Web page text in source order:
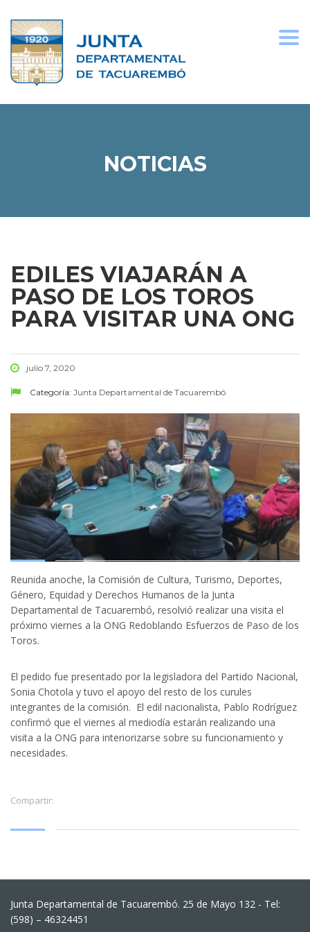
NOTICIAS
EDILES VIAJARÁN A
PASO DE LOS TOROS
PARA VISITAR UNA ONG
julio 7, 2020
Categoría: Junta Departamental de Tacuarembó
Reunida anoche, la Comisión de Cultura, Turismo, Deportes,
Género, Equidad y Derechos Humanos de la Junta
Departamental de Tacuarembó, resolvió realizar una visita el
próximo viernes a la ONG Redoblando Esfuerzos de Paso de los
Toros.
El pedido fue presentado por la legisladora del Partido Nacional,
Sonia Chotola y tuvo el apoyo del resto de los curules
integrantes de la comisión. El edil nacionalista, Pablo Rodríguez
confirmó que el viernes al mediodía estarán realizando una
visita a la ONG para interiorizarse sobre su funcionamiento y
necesidades.
Compartir:
Junta Departamental de Tacuarembó. 25 de Mayo 132 - Tel:
(598) – 46324451